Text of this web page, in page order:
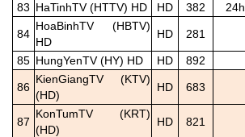
83 HaTinhTV (HTTV) HD HD 382 24h
84
HoaBinhTV (HBTV)
HD
HD 281
85 HungYenTV (HY) HD HD 892
86
KienGiangTV (KTV)
(HD)
HD 683
87
KonTumTV (KRT)
(HD)
HD 821